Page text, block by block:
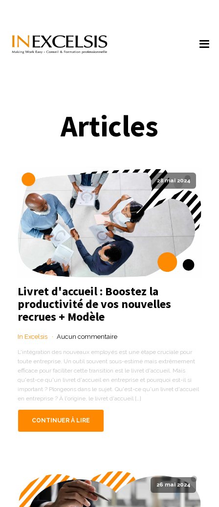
Articles
28 mai 2024
Livret d'accueil : Boostez la
productivité de vos nouvelles
recrues + Modèle
In Excelsis Aucun commentaire
L'intégration des nouveaux employés est une étape cruciale pour
toute entreprise. Un outil souvent sous-estimé mais extrêmement
efficace pour faciliter cette transition est le livret d'accueil. Mais
qu'est-ce qu'un livret d'accueil en entreprise et pourquoi est-il si
important ? Plongeons dans le sujet. Qu'est-ce qu'un livret d'accueil
en entreprise ? À l'origine, le livret d'accueil […]
CONTINUER À LIRE
26 mai 2024